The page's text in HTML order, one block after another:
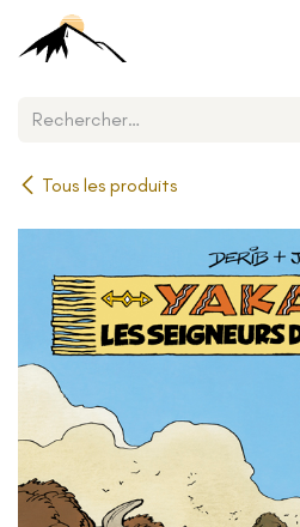
Se rendre au contenu
Tous les produits